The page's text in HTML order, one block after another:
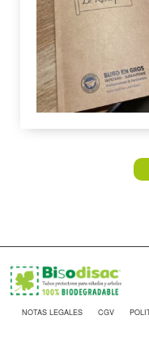
NOTAS LEGALES CGV